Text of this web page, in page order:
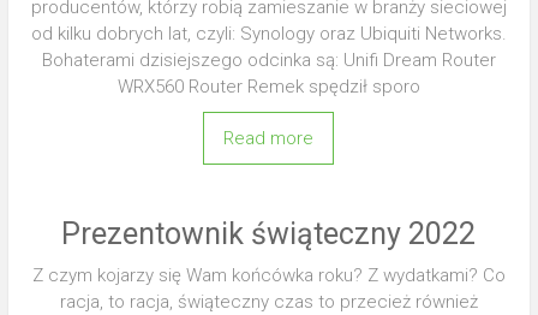
producentów, którzy robią zamieszanie w branży sieciowej
od kilku dobrych lat, czyli: Synology oraz Ubiquiti Networks.
Bohaterami dzisiejszego odcinka są: Unifi Dream Router
WRX560 Router Remek spędził sporo
Read more
Prezentownik świąteczny 2022
Z czym kojarzy się Wam końcówka roku? Z wydatkami? Co
racja, to racja, świąteczny czas to przecież również